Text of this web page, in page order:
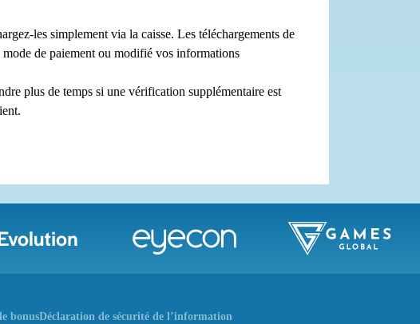
les simplement via la caisse. Les téléchargements de
de paiement ou modifié vos informations
plus de temps si une vérification supplémentaire est
bonusDéclaration de sécurité de l’information